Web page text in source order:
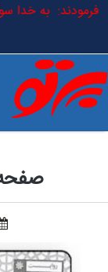
رفتن به محتوای
السلام فرمودند:
صفحه